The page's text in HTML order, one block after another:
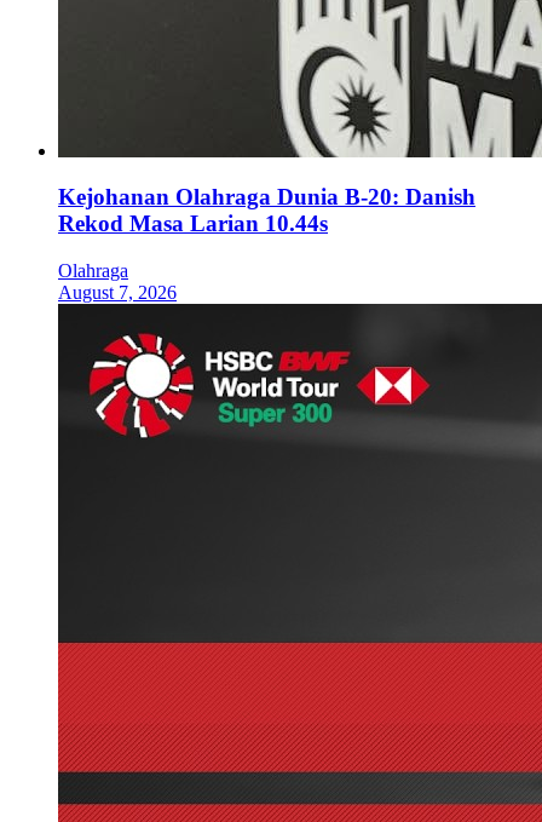
Kejohanan Olahraga Dunia B-20: Danish
Rekod Masa Larian 10.44s
Olahraga
August 7, 2026